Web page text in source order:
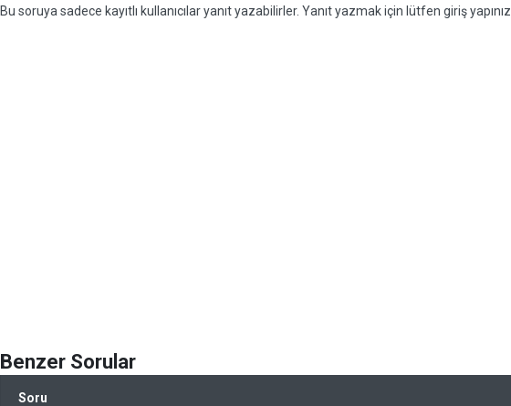
Bu soruya sadece kayıtlı kullanıcılar yanıt yazabilirler. Yanıt yazmak için lütfen giriş yapınız.
Benzer Sorular
Soru